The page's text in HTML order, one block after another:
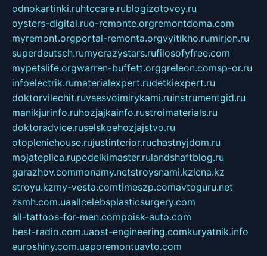
odnokartinki.ruhtccare.rublogizotovoy.ru
oysters-digital.ruo-remonte.orgremontdoma.com
myremont.orgportal-remonta.orgvyitikho.rumirjon.ru
superdeutsch.rumycrazystars.rufilosofyfree.com
mypetslife.orgwarren-buffett.orggreleon.comsp-or.ru
infoelectrik.rumaterialexpert.rudetkiexpert.ru
doktorvilechit.ruvsesvoimirykami.ruinstrumentgid.ru
manikjurinfo.ruhozjajkainfo.rustroimaterials.ru
doktoradvice.ruselskoehozjajstvo.ru
otopleniehouse.rujustinterior.ruchastnyjdom.ru
mojateplica.rupodelkimaster.rulandshaftblog.ru
garazhov.commonamy.netstroysnami.kzlcna.kz
stroyu.kzmy-vesta.comtimeszp.comavtoguru.net
zsmh.com.uaallcelebsplasticsurgery.com
all-tattoos-for-men.compoisk-auto.com
best-radio.com.uaost-engineering.comkuryatnik.info
euroshiny.com.uaporemontuavto.com